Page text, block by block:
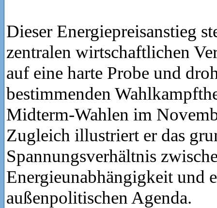
Dieser Energiepreisanstieg
zentralen wirtschaftlichen
auf eine harte Probe und
bestimmenden
Midterm-Wahlen im
Zugleich illustriert er das
Spannungsverhältnis
Energieunabhängigkeit und
außenpolitischen Agenda.